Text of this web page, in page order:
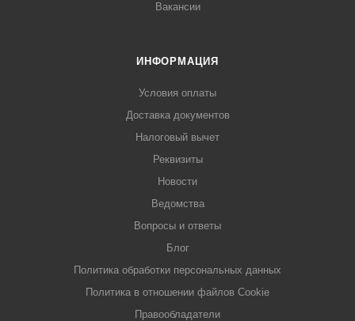
Вакансии
ИНФОРМАЦИЯ
Условия оплаты
Доставка документов
Налоговый вычет
Реквизиты
Новости
Ведомства
Вопросы и ответы
Блог
Политика обработки персональных данных
Политика в отношении файлов Cookie
Правообладатели